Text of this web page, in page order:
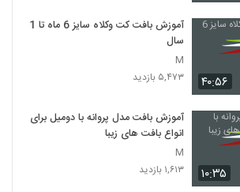
۴۰:۵۶
آموزش بافت کت وکلاه سایز 6 ماه تا 1
سال
M
۵,۴۷۳ بازدید
۱۰:۳۵
آموزش بافت مدل پروانه با دومیل برای
انواع بافت های زیبا
M
۱,۶۱۳ بازدید